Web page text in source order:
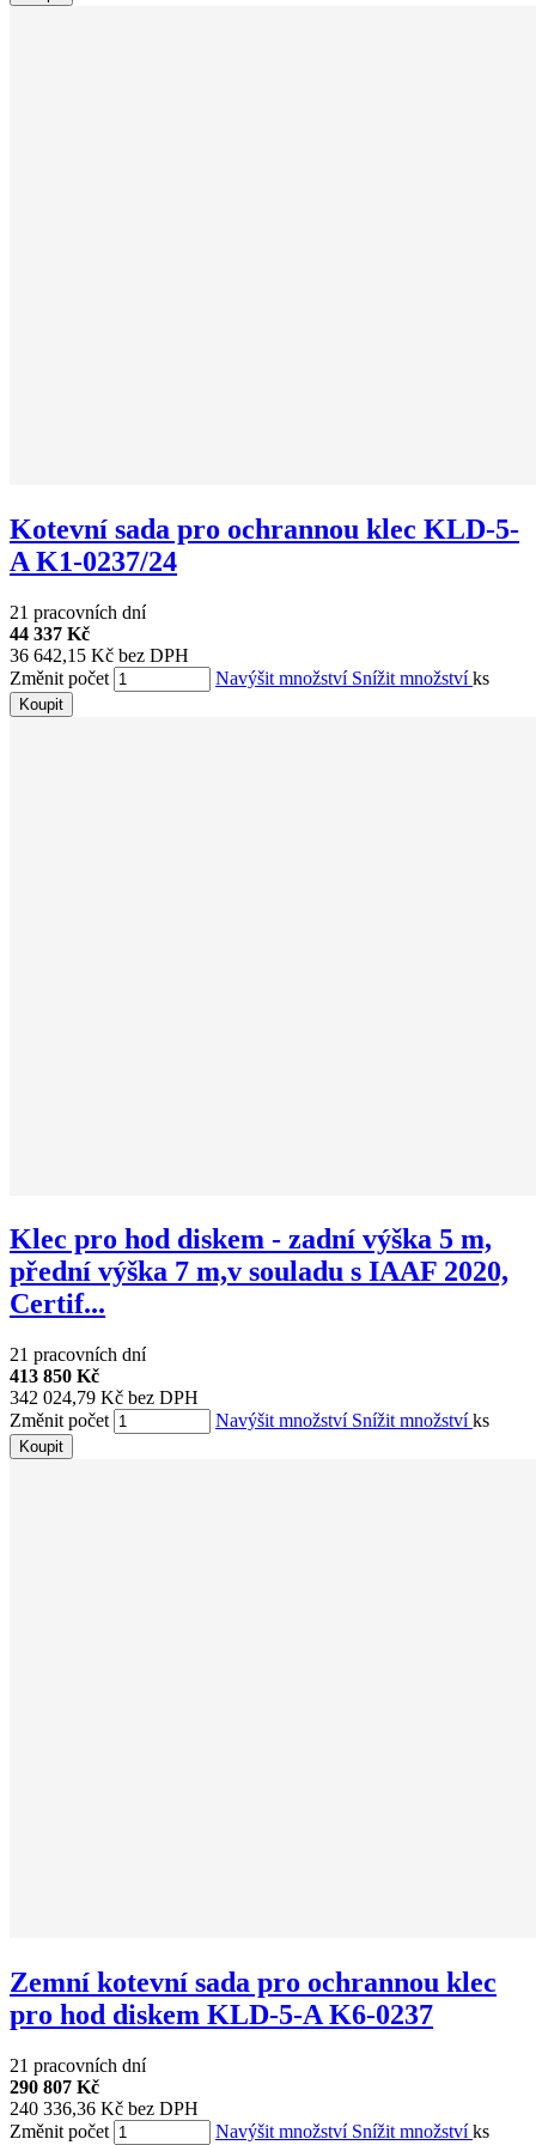
Kotevní sada pro ochrannou klec KLD-5-
A K1-0237/24
21 pracovních dní
44 337 Kč
36 642,15 Kč bez DPH
Změnit počet
Navýšit množství Snížit množstvíks
Koupit
Klec pro hod diskem - zadní výška 5 m,
přední výška 7 m,v souladu s IAAF 2020,
Certif...
21 pracovních dní
413 850 Kč
342 024,79 Kč bez DPH
Změnit počet
Navýšit množství Snížit množstvíks
Koupit
Zemní kotevní sada pro ochrannou klec
pro hod diskem KLD-5-A K6-0237
21 pracovních dní
290 807 Kč
240 336,36 Kč bez DPH
Změnit počet
Navýšit množství Snížit množstvíks